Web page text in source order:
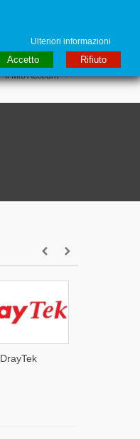
Il Mio Account
DrayTek
Ulteriori informazioni
Accetto Rifiuto